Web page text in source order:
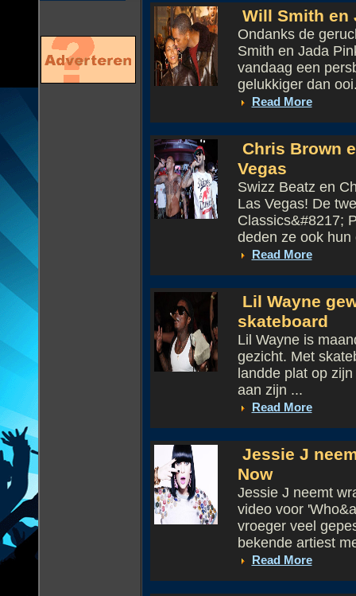
Will Smith en
Ondanks de
Smith en Jada
vandaag een
gelukkiger dan
Read More
Chris Brown
Vegas
Swizz Beatz en
Las Vegas! De
Classics&#8217;
deden ze ook
Read More
Lil Wayne
skateboard
Lil Wayne is
gezicht. Met
landde plat op
aan zijn ...
Read More
Jessie J
Now
Jessie J neemt
video voor
vroeger veel
bekende artiest
Read More